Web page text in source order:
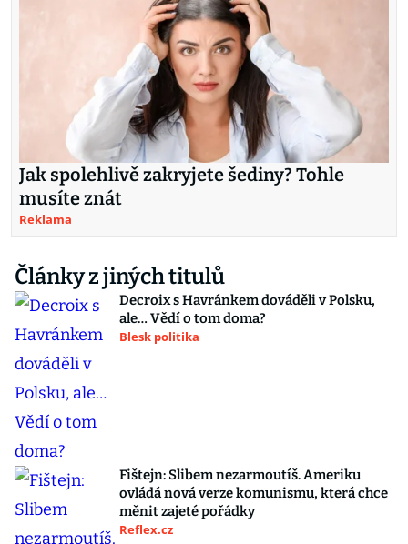
Jak spolehlivě zakryjete šediny? Tohle
musíte znát
Reklama
Články z jiných titulů
Decroix s Havránkem dováděli v Polsku,
ale… Vědí o tom doma?
Blesk politika
Fištejn: Slibem nezarmoutíš. Ameriku
ovládá nová verze komunismu, která chce
měnit zajeté pořádky
Reflex.cz